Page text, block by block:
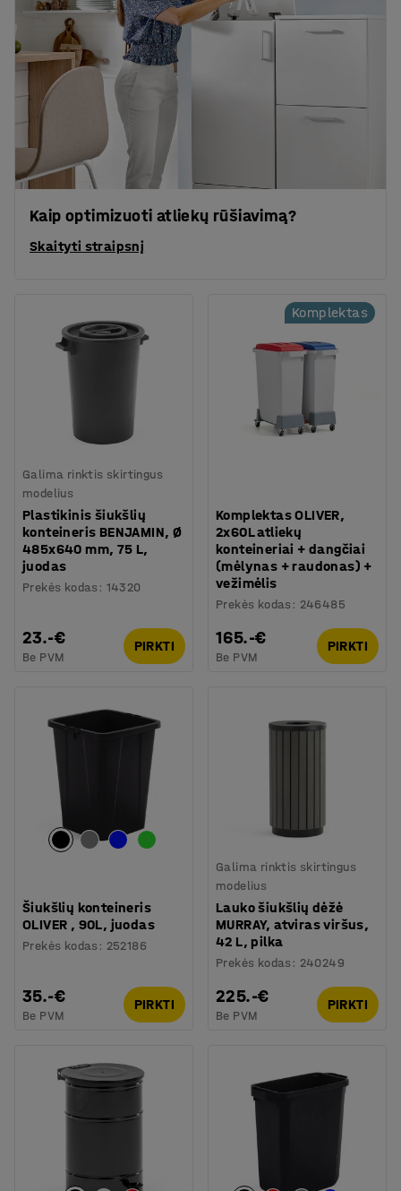
Kaip optimizuoti atliekų rūšiavimą?
Skaityti straipsnį
Galima rinktis skirtingus
modelius
Plastikinis šiukšlių
konteineris BENJAMIN, Ø
485x640 mm, 75 L,
juodas
Prekės kodas : 14320
23.-€
Be PVM
PIRKTI
Komplektas
Komplektas OLIVER,
2x60L atliekų
konteineriai + dangčiai
(mėlynas + raudonas) +
vežimėlis
Prekės kodas : 246485
165.-€
Be PVM
PIRKTI
Šiukšlių konteineris
OLIVER , 90L, juodas
Prekės kodas : 252186
35.-€
Be PVM
PIRKTI
Galima rinktis skirtingus
modelius
Lauko šiukšlių dėžė
MURRAY, atviras viršus,
42 L, pilka
Prekės kodas : 240249
225.-€
Be PVM
PIRKTI